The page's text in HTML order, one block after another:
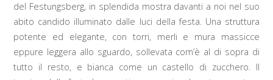
del Festungsberg, in splendida mostra davanti a noi nel suo
abito candido illuminato dalle luci della festa. Una struttura
potente ed elegante, con torri, merli e mura massicce
eppure leggera allo sguardo, sollevata com’è al di sopra di
tutto il resto, e bianca come un castello di zucchero. Il